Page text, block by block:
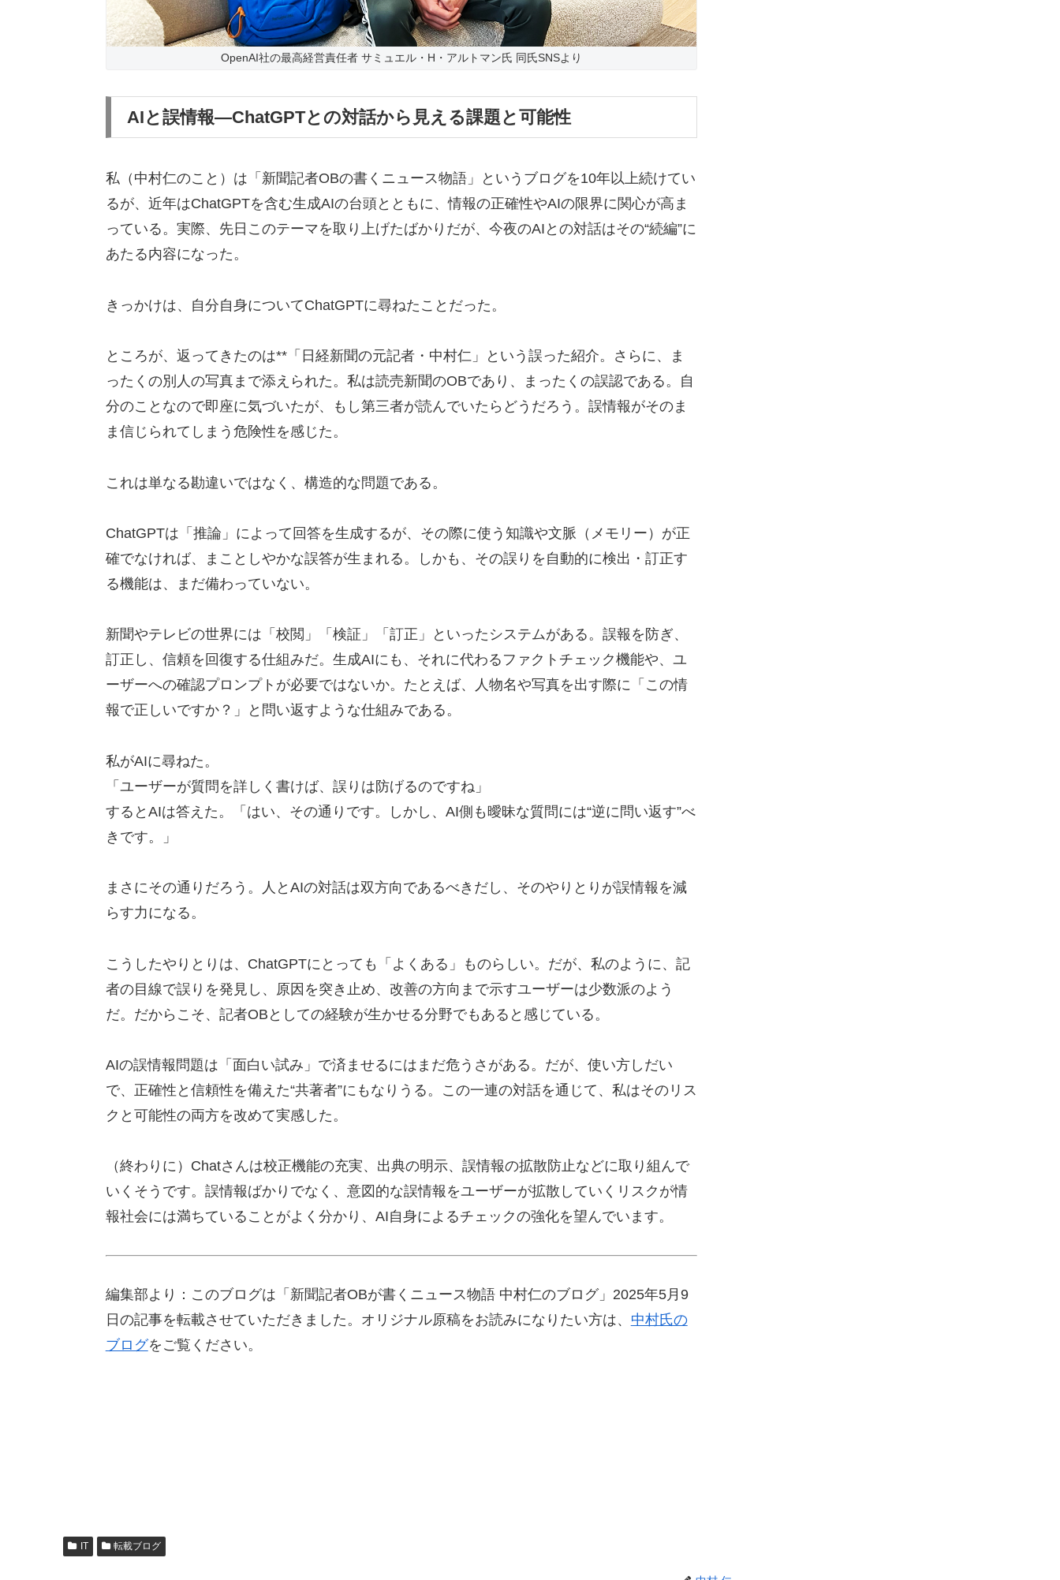
OpenAI社の最高経営責任者 サミュエル・H・アルトマン氏 同氏SNSより
AIと誤情報—ChatGPTとの対話から見える課題と可能性
私（中村仁のこと）は「新聞記者OBの書くニュース物語」というブログを10年以上続けてい
るが、近年はChatGPTを含む生成AIの台頭とともに、情報の正確性やAIの限界に関心が高ま
っている。実際、先日このテーマを取り上げたばかりだが、今夜のAIとの対話はその“続編”に
あたる内容になった。
きっかけは、自分自身についてChatGPTに尋ねたことだった。
ところが、返ってきたのは**「日経新聞の元記者・中村仁」という誤った紹介。さらに、ま
ったくの別人の写真まで添えられた。私は読売新聞のOBであり、まったくの誤認である。自
分のことなので即座に気づいたが、もし第三者が読んでいたらどうだろう。誤情報がそのま
ま信じられてしまう危険性を感じた。
これは単なる勘違いではなく、構造的な問題である。
ChatGPTは「推論」によって回答を生成するが、その際に使う知識や文脈（メモリー）が正
確でなければ、まことしやかな誤答が生まれる。しかも、その誤りを自動的に検出・訂正す
る機能は、まだ備わっていない。
新聞やテレビの世界には「校閲」「検証」「訂正」といったシステムがある。誤報を防ぎ、
訂正し、信頼を回復する仕組みだ。生成AIにも、それに代わるファクトチェック機能や、ユ
ーザーへの確認プロンプトが必要ではないか。たとえば、人物名や写真を出す際に「この情
報で正しいですか？」と問い返すような仕組みである。
私がAIに尋ねた。
「ユーザーが質問を詳しく書けば、誤りは防げるのですね」
するとAIは答えた。「はい、その通りです。しかし、AI側も曖昧な質問には“逆に問い返す”べ
きです。」
まさにその通りだろう。人とAIの対話は双方向であるべきだし、そのやりとりが誤情報を減
らす力になる。
こうしたやりとりは、ChatGPTにとっても「よくある」ものらしい。だが、私のように、記
者の目線で誤りを発見し、原因を突き止め、改善の方向まで示すユーザーは少数派のよう
だ。だからこそ、記者OBとしての経験が生かせる分野でもあると感じている。
AIの誤情報問題は「面白い試み」で済ませるにはまだ危うさがある。だが、使い方しだい
で、正確性と信頼性を備えた“共著者”にもなりうる。この一連の対話を通じて、私はそのリス
クと可能性の両方を改めて実感した。
（終わりに）Chatさんは校正機能の充実、出典の明示、誤情報の拡散防止などに取り組んで
いくそうです。誤情報ばかりでなく、意図的な誤情報をユーザーが拡散していくリスクが情
報社会には満ちていることがよく分かり、AI自身によるチェックの強化を望んでいます。
編集部より：このブログは「新聞記者OBが書くニュース物語 中村仁のブログ」2025年5月9
日の記事を転載させていただきました。オリジナル原稿をお読みになりたい方は、 中村氏の
ブログをご覧ください。
IT 転載ブログ